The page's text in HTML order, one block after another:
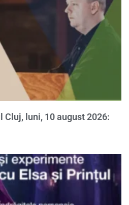
Cluj, luni, 10 august 2026: